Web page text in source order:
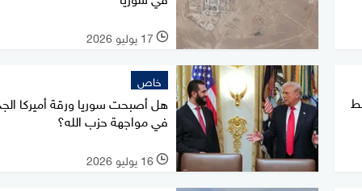
l 17 يوليو 2026
خاص
هل أصبحت سوريا ورقة أميركا
في مواجهة حزب الله؟
l 16 يوليو 2026